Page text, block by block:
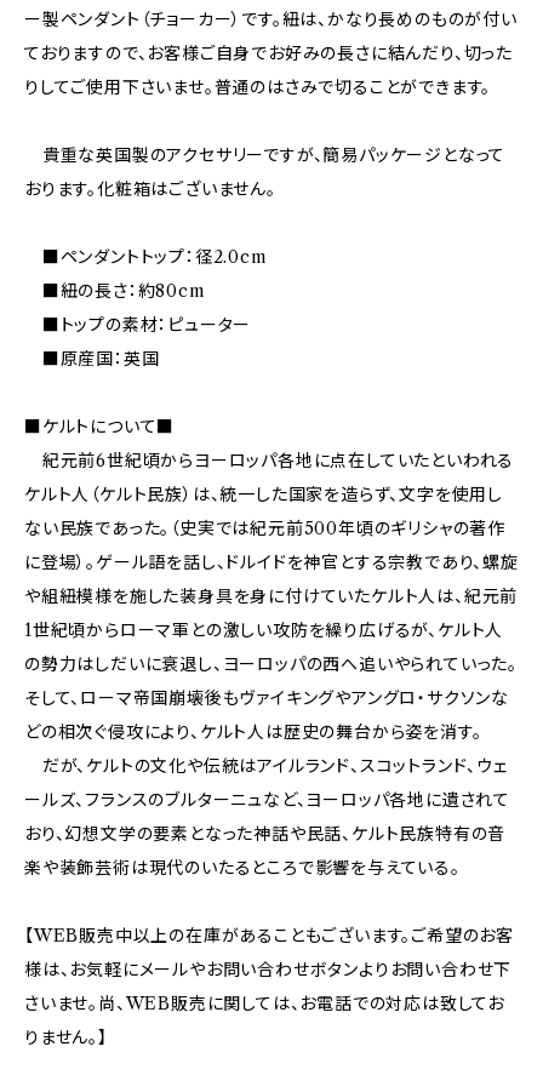
ー製ペンダント（チョーカー）です。紐は、かなり長めのものが付い
ておりますので、お客様ご自身でお好みの長さに結んだり、切った
りしてご使用下さいませ。普通のはさみで切ることができます。
貴重な英国製のアクセサリーですが、簡易パッケージとなって
おります。化粧箱はございません。
■ペンダントトップ：径2.0cm
■紐の長さ：約80cm
■トップの素材：ピューター
■原産国：英国
■ケルトについて■
紀元前6世紀頃からヨーロッパ各地に点在していたといわれる
ケルト人（ケルト民族）は、統一した国家を造らず、文字を使用し
ない民族であった。（史実では紀元前500年頃のギリシャの著作
に登場）。ゲール語を話し、ドルイドを神官とする宗教であり、螺旋
や組紐模様を施した装身具を身に付けていたケルト人は、紀元前
1世紀頃からローマ軍との激しい攻防を繰り広げるが、ケルト人
の勢力はしだいに衰退し、ヨーロッパの西へ追いやられていった。
そして、ローマ帝国崩壊後もヴァイキングやアングロ・サクソンな
どの相次ぐ侵攻により、ケルト人は歴史の舞台から姿を消す。
だが、ケルトの文化や伝統はアイルランド、スコットランド、ウェ
ールズ、フランスのブルターニュなど、ヨーロッパ各地に遺されて
おり、幻想文学の要素となった神話や民話、ケルト民族特有の音
楽や装飾芸術は現代のいたるところで影響を与えている。
【WEB販売中以上の在庫があることもございます。ご希望のお客
様は、お気軽にメールやお問い合わせボタンよりお問い合わせ下
さいませ。尚、WEB販売に関しては、お電話での対応は致してお
りません。】